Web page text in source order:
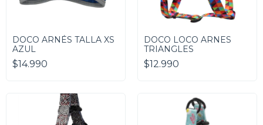
DOCO ARNÉS TALLA XS
AZUL
$14.990
DOCO LOCO ARNES
TRIANGLES
$12.990